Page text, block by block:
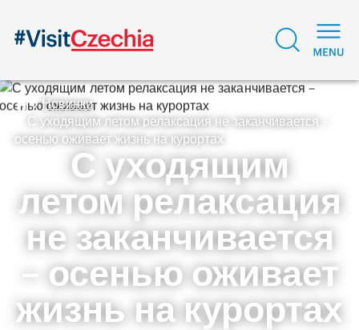
Новинки
С уходящим летом релаксация не заканчивается –
осенью оживает жизнь на курортах
С уходящим
летом релаксация
не заканчивается
– осенью оживает
жизнь на курортах